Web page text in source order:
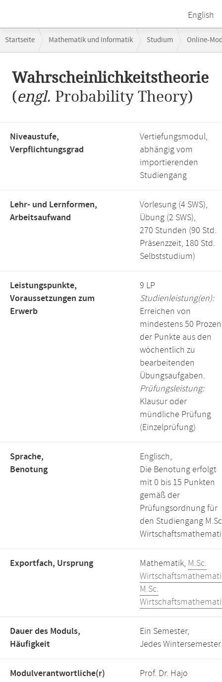
English
Navigation
Startseite Mathematik und Informatik Studium Online-
Wahrscheinlichkeitstheorie
(engl. Probability Theory)
Niveaustufe,
Verpflichtungsgrad
Vertiefungsmodul,
abhängig vom
importierenden
Studiengang
Lehr- und Lernformen,
Arbeitsaufwand
Vorlesung (4 SWS),
Übung (2 SWS),
270 Stunden (90 Std.
Präsenzzeit, 180 Std.
Selbststudium)
Leistungspunkte,
Voraussetzungen zum
Erwerb
9 LP
Studienleistung(en):
Erreichen von
mindestens 50
der Punkte aus den
wöchentlich zu
bearbeitenden
Übungsaufgaben.
Prüfungsleistung:
Klausur oder
mündliche Prüfung
(Einzelprüfung)
Sprache,
Benotung
Englisch,
Die Benotung erfolgt
mit 0 bis 15 Punkten
gemäß der
Prüfungsordnung für
den Studiengang
Exportfach, Ursprung Mathematik, M.Sc.
M.Sc.
Dauer des Moduls,
Häufigkeit
Ein Semester,
Jedes Wintersemester
Modulverantwortliche(r)
Prof. Dr. Hajo